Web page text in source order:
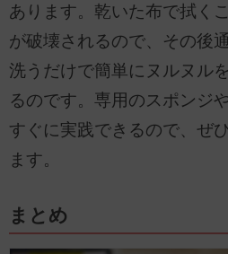
あります。乾いた布で拭く
が破壊されるので、その後
洗うだけで簡単にヌルヌル
るのです。専用のスポンジ
すぐに実践できるので、ぜ
ます。
まとめ